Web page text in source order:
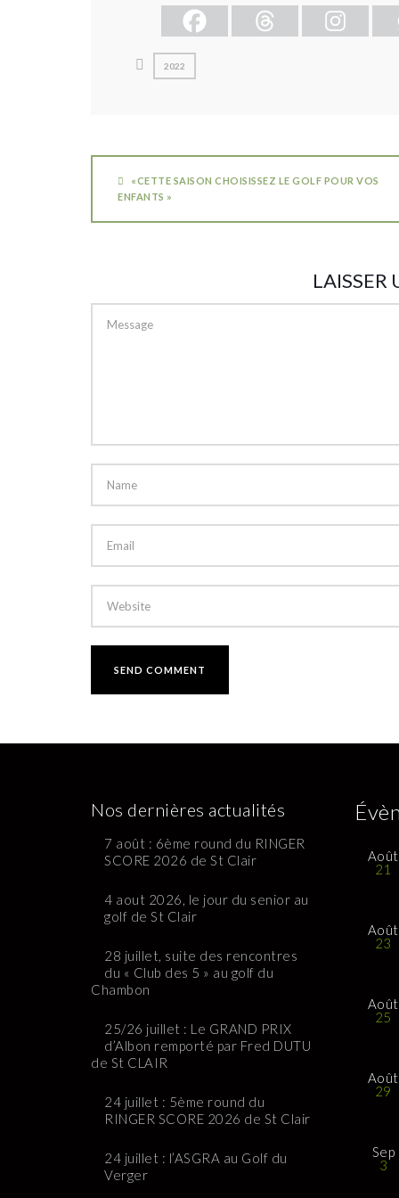
2022
«CETTE SAISON CHOISISSEZ LE GOLF POUR VOS
ENFANTS »
LAISSER
Nos dernières actualités
7 août : 6ème round du RINGER
SCORE 2026 de St Clair
4 aout 2026, le jour du senior au
golf de St Clair
28 juillet, suite des rencontres
du « Club des 5 » au golf du
Chambon
25/26 juillet : Le GRAND PRIX
d’Albon remporté par Fred DUTU
de St CLAIR
24 juillet : 5ème round du
RINGER SCORE 2026 de St Clair
24 juillet : l’ASGRA au Golf du
Verger
Août
21
Août
23
Août
25
Août
29
Sep
3